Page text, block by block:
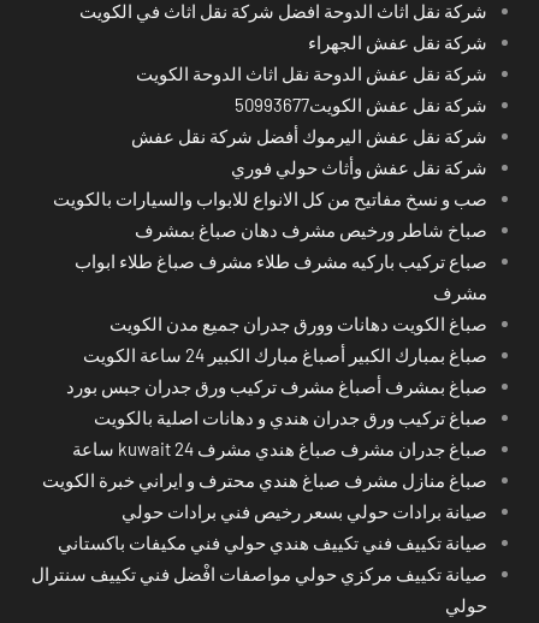
شركة نقل اثاث الدوحة افضل شركة نقل اثاث في الكويت
شركة نقل عفش الجهراء
شركة نقل عفش الدوحة نقل اثاث الدوحة الكويت
شركة نقل عفش الكويت50993677
شركة نقل عفش اليرموك أفضل شركة نقل عفش
شركة نقل عفش وأثاث حولي فوري
صب و نسخ مفاتيح من كل الانواع للابواب والسيارات بالكويت
صباخ شاطر ورخيص مشرف دهان صباغ بمشرف
صباع تركيب باركيه مشرف طلاء مشرف صباغ طلاء ابواب
مشرف
صباغ الكويت دهانات وورق جدران جميع مدن الكويت
صباغ بمبارك الكبير أصباغ مبارك الكبير 24 ساعة الكويت
صباغ بمشرف أصباغ مشرف تركيب ورق جدران جبس بورد
صباغ تركيب ورق جدران هندي و دهانات اصلية بالكويت
صباغ جدران مشرف صباغ هندي مشرف kuwait 24 ساعة
صباغ منازل مشرف صباغ هندي محترف و ايراني خبرة الكويت
صيانة برادات حولي بسعر رخيص فني برادات حولي
صيانة تكييف فني تكييف هندي حولي فني مكيفات باكستاني
صيانة تكييف مركزي حولي مواصفات افْضل فني تكييف سنترال
حولي